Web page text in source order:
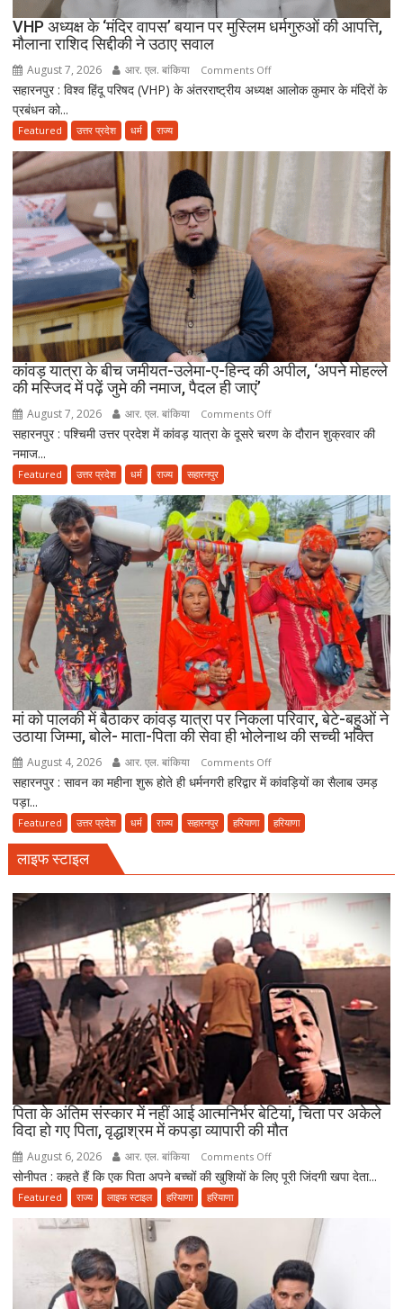
VHP अध्यक्ष के ‘मंदिर वापस’ बयान पर मुस्लिम धर्मगुरुओं की आपत्ति,
मौलाना राशिद सिद्दीकी ने उठाए सवाल
August 7, 2026 आर. एल. बांकिया Comments Offon
VHP
बयान
पर
मुस्लिम
धर्मगुरुओं
की
आपत्ति,
मौलाना
राशिद
सिद्दीकी
ने
सहारनपुर : विश्व हिंदू परिषद (VHP) के अंतरराष्ट्रीय अध्यक्ष आलोक कुमार के मंदिरों के
प्रबंधन को...
Featured उत्तर प्रदेश धर्म राज्य
कांवड़ यात्रा के बीच जमीयत-उलेमा-ए-हिन्द की अपील, ‘अपने मोहल्ले
की मस्जिद में पढ़ें जुमे की नमाज, पैदल ही जाएं’
August 7, 2026 आर. एल. बांकिया Comments Offon
कांवड़
बीच
जमीयत-
उलेमा-
ए-
हिन्द
की
अपील,
‘अपने
मोहल्ले
की
मस्जिद
में
पढ़ें
नमाज,
ही
सहारनपुर : पश्चिमी उत्तर प्रदेश में कांवड़ यात्रा के दूसरे चरण के दौरान शुक्रवार की
नमाज...
Featured उत्तर प्रदेश धर्म राज्य सहारनपुर
मां को पालकी में बैठाकर कांवड़ यात्रा पर निकला परिवार, बेटे-बहुओं ने
उठाया जिम्मा, बोले- माता-पिता की सेवा ही भोलेनाथ की सच्ची भक्ति
August 4, 2026 आर. एल. बांकिया Comments Offon
मां
पालकी
यात्रा
निकला
परिवार,
बेटे-
बहुओं
ने
उठाया
जिम्मा,
बोले-
माता-
पिता
की
सेवा
ही
की
भक्ति
सहारनपुर : सावन का महीना शुरू होते ही धर्मनगरी हरिद्वार में कांवड़ियों का सैलाब उमड़
पड़ा...
Featured उत्तर प्रदेश धर्म राज्य सहारनपुर हरियाणा हरियाणा
लाइफ स्टाइल
पिता के अंतिम संस्कार में नहीं आई आत्मनिर्भर बेटियां, चिता पर अकेले
विदा हो गए पिता, वृद्धाश्रम में कपड़ा व्यापारी की मौत
August 6, 2026 आर. एल. बांकिया Comments Offon
पिता
नहीं
आई
सोनीपत : कहते हैं कि एक पिता अपने बच्चों की खुशियों के लिए पूरी जिंदगी खपा देता...
Featured राज्य लाइफ स्टाइल हरियाणा हरियाणा